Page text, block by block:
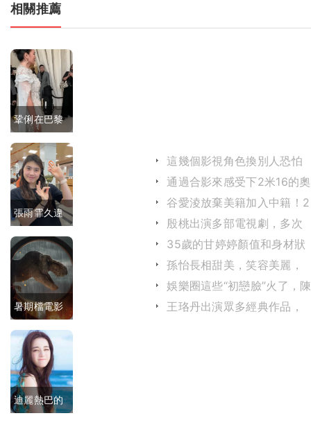
相關推薦
鞏俐在巴黎
出席珠寶活
動，佩戴千
萬級別珠
寶，霸氣又
優雅得體
張雨霏久違
曬照！自曝
童年趣事，
訓練太苦想
偷懶，教練
找媽媽抓人
暑期檔電影
開啟：中外
大片齊聚，
你更期待哪
部？
迪麗熱巴的
這幾個影視角色換別人恐怕
演不出那樣的味道
通過合影來感受下2米16的奧
尼爾有多強壯
谷愛淩放棄美籍加入中籍！2
年不到奪得10金3銀！
殷桃出演多部電視劇，多次
獲獎贏得了觀眾的贊譽
35歲的甘婷婷顏值和身材狀
態最佳，作品卻越來越少
孫怡長相甜美，笑容美麗，
在網路上擁有超高的人氣
娛樂圈這些“初戀臉”火了，陳
都靈與章若楠靈氣逼人
王珞丹出演眾多經典作品，